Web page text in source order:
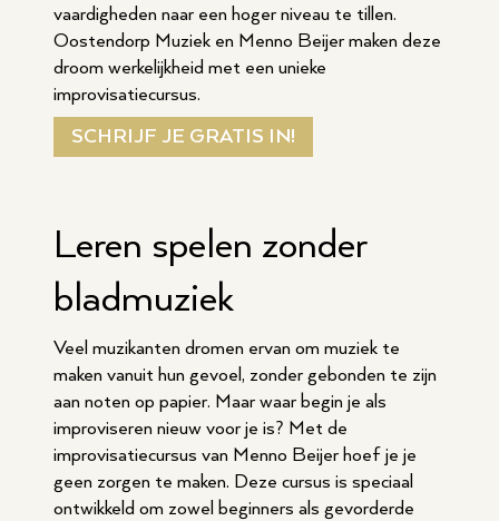
vaardigheden naar een hoger niveau te tillen.
Oostendorp Muziek en Menno Beijer maken deze
droom werkelijkheid met een unieke
improvisatiecursus.
SCHRIJF JE GRATIS IN!
Leren spelen zonder
bladmuziek
Veel muzikanten dromen ervan om muziek te
maken vanuit hun gevoel, zonder gebonden te zijn
aan noten op papier. Maar waar begin je als
improviseren nieuw voor je is? Met de
improvisatiecursus van Menno Beijer hoef je je
geen zorgen te maken. Deze cursus is speciaal
ontwikkeld om zowel beginners als gevorderde